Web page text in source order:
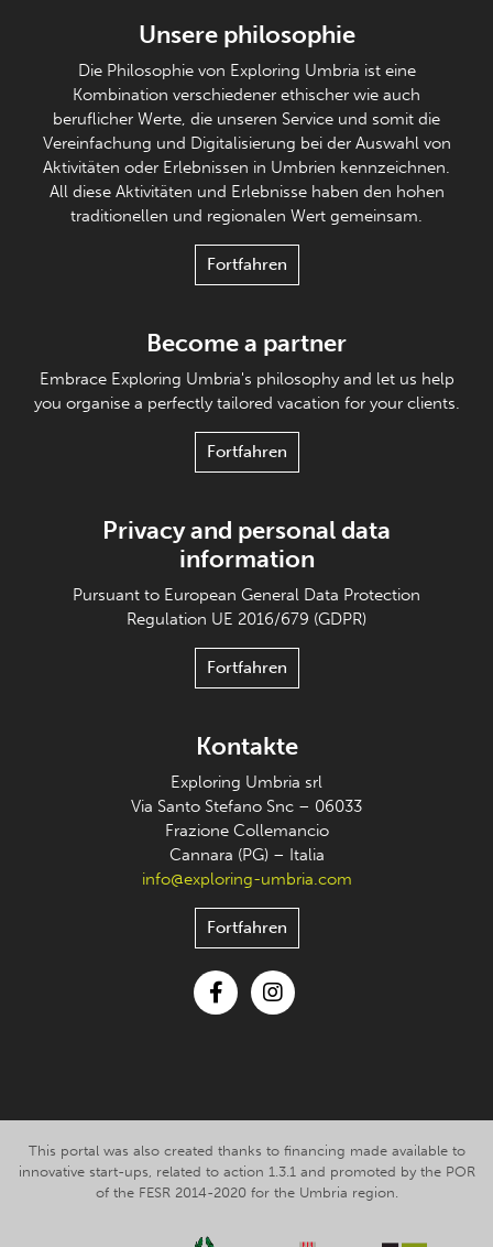
Unsere philosophie
Die Philosophie von Exploring Umbria ist eine
Kombination verschiedener ethischer wie auch
beruflicher Werte, die unseren Service und somit die
Vereinfachung und Digitalisierung bei der Auswahl von
Aktivitäten oder Erlebnissen in Umbrien kennzeichnen.
All diese Aktivitäten und Erlebnisse haben den hohen
traditionellen und regionalen Wert gemeinsam.
Fortfahren
Become a partner
Embrace Exploring Umbria's philosophy and let us help
you organise a perfectly tailored vacation for your clients.
Fortfahren
Privacy and personal data
information
Pursuant to European General Data Protection
Regulation UE 2016/679 (GDPR)
Fortfahren
Kontakte
Exploring Umbria srl
Via Santo Stefano Snc – 06033
Frazione Collemancio
Cannara (PG) – Italia
info@exploring-umbria.com
Fortfahren
This portal was also created thanks to financing made available to
innovative start-ups, related to action 1.3.1 and promoted by the POR
of the FESR 2014-2020 for the Umbria region.